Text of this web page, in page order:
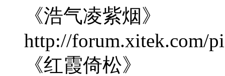
《浩气凌紫烟》
http://forum.xitek.com/
《红霞倚松》